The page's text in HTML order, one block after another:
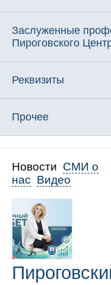
Заслуженные
Пироговского
Реквизиты
Прочее
Новости СМИ о
нас Видео